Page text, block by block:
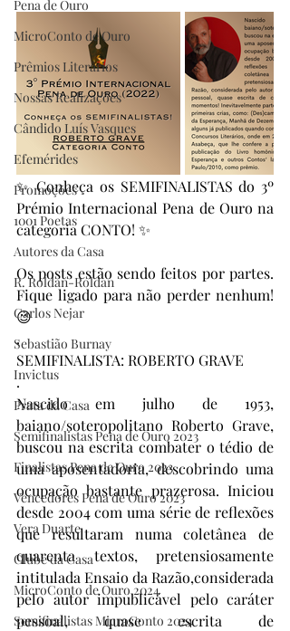
Pena de Ouro
MicroConto de Ouro
Prêmios Literários
Nossas Realizações
Cândido Luís Vasques
Efemérides
Promoções
1001 Poetas
Autores da Casa
R. Roldan-Roldan
Carlos Nejar
Sebastião Burnay
Invictus
Prata da Casa
Semifinalistas Pena de Ouro 2023
Finalistas Pena de Ouro 2023
Vencedores Pena de Ouro 2023
Vera Duarte
Clube da Casa
MicroConto de Ouro 2024
Semifinalistas MicroConto 2024
✨ Conheça os SEMIFINALISTAS do 3º
Prémio Internacional Pena de Ouro na
categoria CONTO! ✨
Os posts estão sendo feitos por partes.
Fique ligado para não perder nenhum!
😉
.
SEMIFINALISTA: ROBERTO GRAVE
.
Nascido em julho de 1953,
baiano/soteropolitano Roberto Grave,
buscou na escrita combater o tédio de
uma aposentadoria, descobrindo uma
ocupação bastante prazerosa. Iniciou
desde 2004 com uma série de reflexões
que resultaram numa coletânea de
quarenta textos, pretensiosamente
intitulada Ensaio da Razão,considerada
pelo autor impublicável pelo caráter
pessoal, quase escrita de